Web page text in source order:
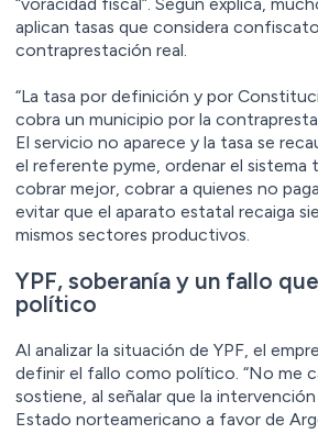
aplican tasas que considera
contraprestación real.
“La tasa por definición y por
cobra un municipio por la
El servicio no aparece y la tasa se
el referente pyme, ordenar el sistema
cobrar mejor, cobrar a quienes no
evitar que el aparato estatal recaiga
mismos sectores productivos.
YPF, soberanía y un fallo
político
Al analizar la situación de YPF, el
definir el fallo como político. “No me
sostiene, al señalar que la
Estado norteamericano a favor de